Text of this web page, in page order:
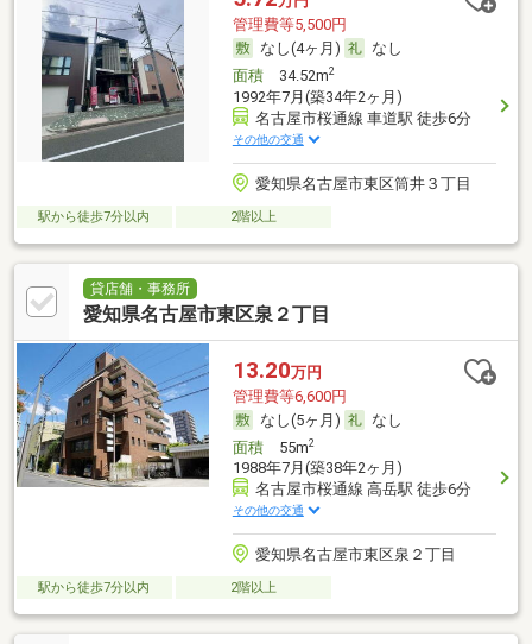
管理費等5,500円
なし(4ヶ月)
なし
面積34.52m2
1992年7月(築34年2ヶ月)
名古屋市桜通線 車道駅 徒歩6分
その他の交通
愛知県名古屋市東区筒井３丁目
駅から徒歩7分以内 2階以上
貸店舗・事務所
愛知県名古屋市東区泉２丁目
13.20万円
管理費等6,600円
なし(5ヶ月)
なし
面積55m2
1988年7月(築38年2ヶ月)
名古屋市桜通線 高岳駅 徒歩6分
その他の交通
愛知県名古屋市東区泉２丁目
駅から徒歩7分以内 2階以上